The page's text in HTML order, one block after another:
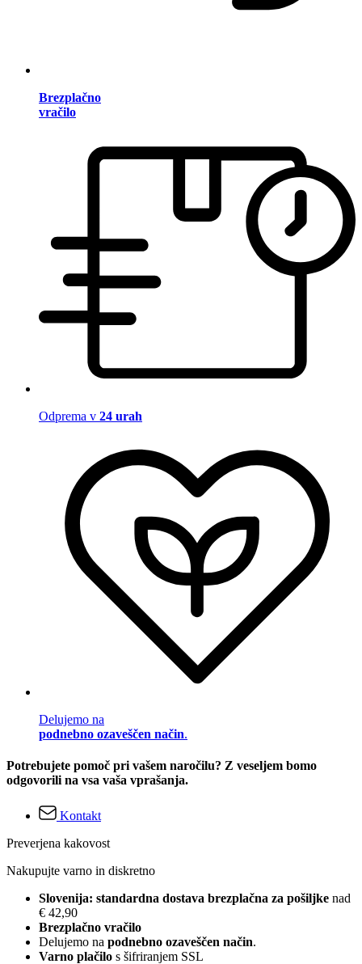
Brezplačno
vračilo
Odprema v 24 urah
Delujemo na
podnebno ozaveščen način.
Potrebujete pomoč pri vašem naročilu? Z veseljem bomo
odgovorili na vsa vaša vprašanja.
Kontakt
Preverjena kakovost
Nakupujte varno in diskretno
Slovenija: standardna dostava brezplačna za pošiljke nad
€ 42,90
Brezplačno vračilo
Delujemo na podnebno ozaveščen način.
Varno plačilo s šifriranjem SSL